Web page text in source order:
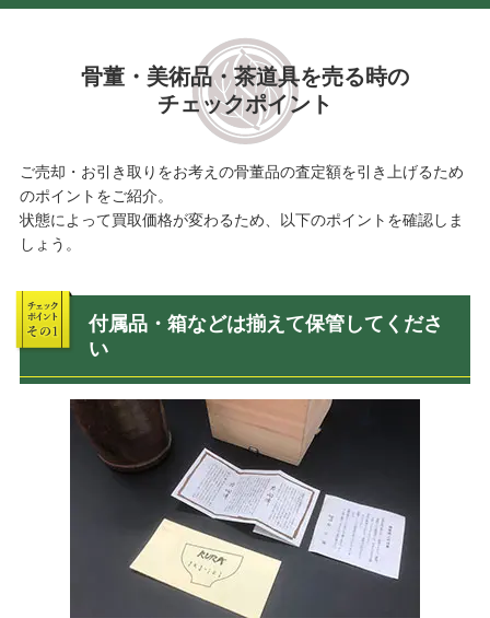
骨董・美術品・茶道具を売る時の
チェックポイント
ご売却・お引き取りをお考えの骨董品の査定額を引き上げるため
のポイントをご紹介。
状態によって買取価格が変わるため、以下のポイントを確認しま
しょう。
付属品・箱などは揃えて保管してくださ
い